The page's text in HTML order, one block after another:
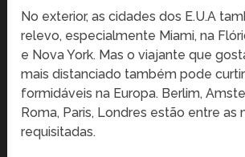
No exterior, as cidades dos E.U.A
relevo, especialmente Miami, na
e Nova York. Mas o viajante que
mais distanciado também pode
formidáveis na Europa. Berlim,
Roma, Paris, Londres estão entre as
requisitadas.